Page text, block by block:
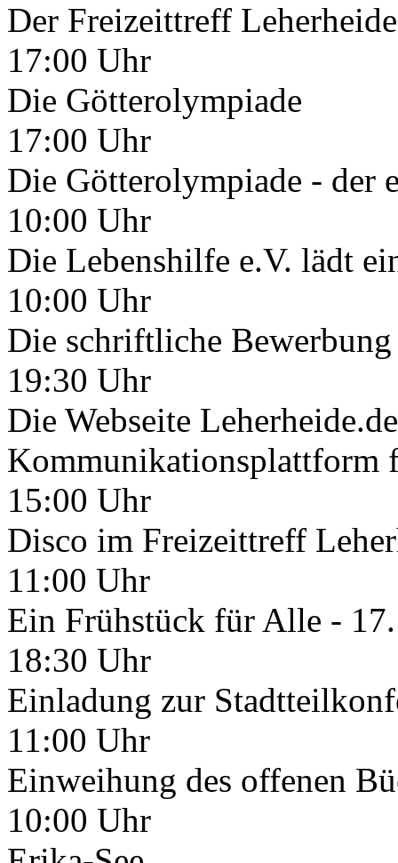
Der Freizeittreff
17:00 Uhr
Die Götterolympiade
17:00 Uhr
Die Götterolympiade - der
10:00 Uhr
Die Lebenshilfe e.V. lädt
10:00 Uhr
Die schriftliche Bewerbung
19:30 Uhr
Die Webseite
Kommunikationsplattform
15:00 Uhr
Disco im Freizeittreff
11:00 Uhr
Ein Frühstück für Alle -
18:30 Uhr
Einladung zur
11:00 Uhr
Einweihung des offenen
10:00 Uhr